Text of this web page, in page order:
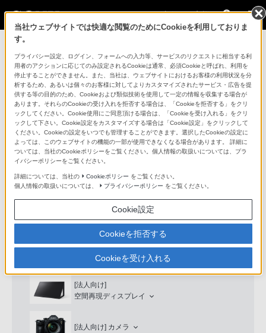
法人のお客様
コンスーマー製品に関するお問い合わせ
製品に関する重要なお知らせ
プロフェッショナル／業務用製品に関
するサポート・お問い合わせ
専用窓口のある業務用商品に関するお問い合わせ
以下の製品・サービスは専用窓口がございます。対象の
アイコンをクリックしてリンク先の窓口よりお問い合わ
業務用ディスプレイ・テレビ
[法人向け]ブラビア
[法人向け]
空間再現ディスプレイ
[法人向け] カメラ
当社ウェブサイトでは快適な閲覧のためにCookieを利用しておりま
す。
プライバシー設定、ログイン、フォームへの入力等、サービスのリクエストに相当する利
用者のアクションに応じてのみ設定されるCookieは通常、必須Cookieと呼ばれ、利用を
停止することができません。また、当社は、ウェブサイトにおけるお客様の利用状況を分
析するため、あるいは個々のお客様に対してよりカスタマイズされたサービス・広告を提
供する等の目的のため、Cookieおよび類似技術を使用して一定の情報を収集する場合が
あります。それらのCookieの受け入れを拒否する場合は、「Cookieを拒否する」をクリ
ックしてください。Cookie使用にご同意頂ける場合は、「Cookieを受け入れる」をクリ
ックして下さい。Cookie設定をカスタマイズする場合は「Cookie設定」をクリックして
ください。Cookieの設定をいつでも管理することができます。選択したCookieの設定に
よっては、このウェブサイトの機能の一部が使用できなくなる場合があります。 詳細に
ついては、当社のCookieポリシーをご覧ください。個人情報の取扱いについては、プラ
イバシーポリシーをご覧ください。
詳細については、当社の Cookieポリシー をご覧ください。
個人情報の取扱いについては、
プライバシーポリシー をご覧ください。
Cookie設定
Cookieを拒否する
Cookieを受け入れる